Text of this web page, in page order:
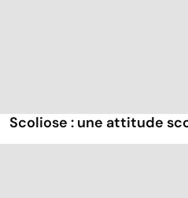
Scoliose : une attitude